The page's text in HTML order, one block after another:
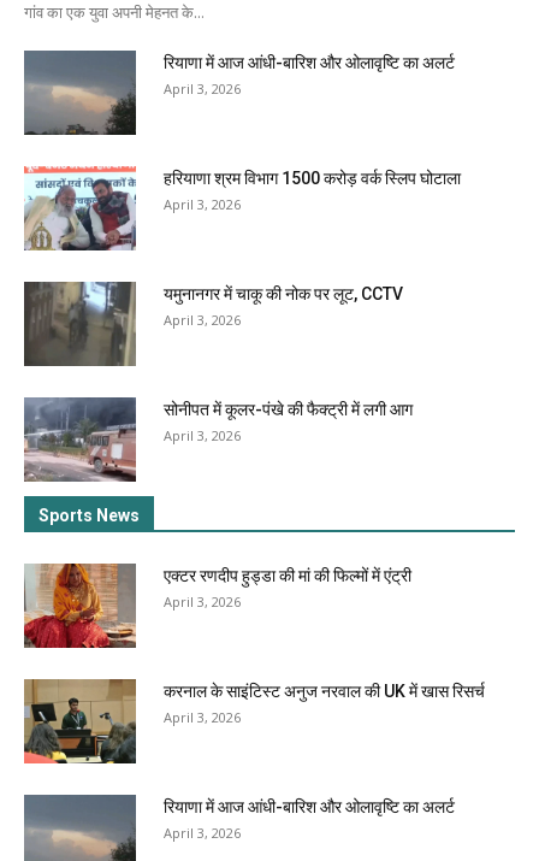
गांव का एक युवा अपनी मेहनत के...
रियाणा में आज आंधी-बारिश और ओलावृष्टि का अलर्ट
April 3, 2026
हरियाणा श्रम विभाग 1500 करोड़ वर्क स्लिप घोटाला
April 3, 2026
यमुनानगर में चाकू की नोक पर लूट, CCTV
April 3, 2026
सोनीपत में कूलर-पंखे की फैक्ट्री में लगी आग
April 3, 2026
Sports News
एक्टर रणदीप हुड्डा की मां की फिल्मों में एंट्री
April 3, 2026
करनाल के साइंटिस्ट अनुज नरवाल की UK में खास रिसर्च
April 3, 2026
रियाणा में आज आंधी-बारिश और ओलावृष्टि का अलर्ट
April 3, 2026